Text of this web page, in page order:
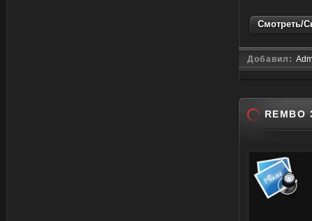
Смотреть/
Добавил:
REMBO